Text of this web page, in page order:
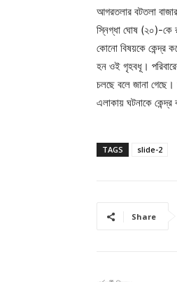
আগরতলার বটতলা
স্নিগ্ধা ঘোষ (২০)-কে
কোনো বিষয়কে কেন্দ্র
হন ওই গৃহবধূ।
চলছে বলে জানা
এলাকায় ঘটনাকে কেন্দ্র
TAGS slide-2
Share